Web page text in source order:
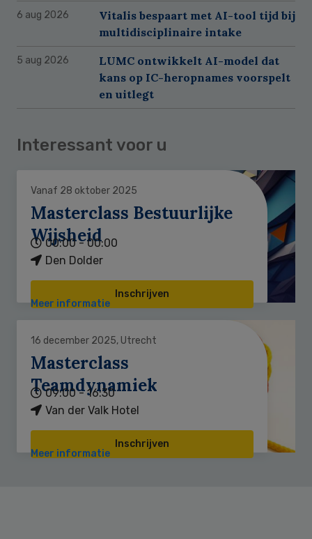
6 aug 2026
Vitalis bespaart met AI-tool tijd bij
multidisciplinaire intake
5 aug 2026
LUMC ontwikkelt AI-model dat
kans op IC-heropnames voorspelt
en uitlegt
Interessant voor u
Vanaf 28 oktober 2025
Masterclass Bestuurlijke
Wijsheid
00:00 - 00:00
Den Dolder
Inschrijven
Meer informatie
16 december 2025, Utrecht
Masterclass
Teamdynamiek
09:00 - 16:30
Van der Valk Hotel
Inschrijven
Meer informatie